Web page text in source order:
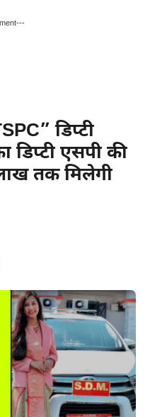
डिप्टी
डिप्टी एसपी की
तक मिलेगी